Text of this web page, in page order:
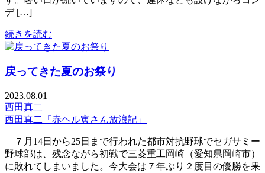
デ […]
続きを読む
戻ってきた夏のお祭り
2023.08.01
西田真二
西田真二「赤ヘル寅さん放浪記」
７月14日から25日まで行われた都市対抗野球でセガサミー
野球部は、残念ながら初戦で三菱重工岡崎（愛知県岡崎市）
に敗れてしまいました。今大会は７年ぶり２度目の優勝を果